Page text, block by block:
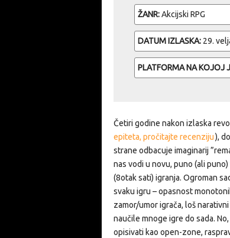
ŽANR:Akcijski RPG
DATUM IZLASKA: 29.
PLATFORMA NA KOJOJ
Četiri godine nakon izlaska
epiteta, pročitajte recenziju),
strane odbacuje imaginarij
nas vodi u novu, puno (ali
(8otak sati) igranja. Ogroman
svaku igru – opasnost
zamor/umor igrača, loš
naučile mnoge igre do sada.
opisivati kao open-zone,